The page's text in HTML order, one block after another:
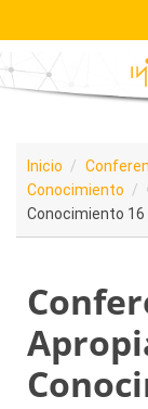
Pasar al contenido
Inicio
Conocimiento
Conocimiento 16